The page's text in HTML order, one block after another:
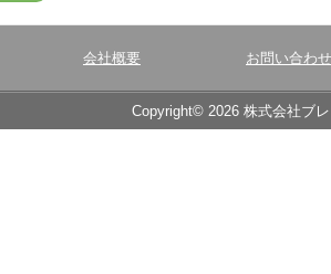
会社概要 お問い合わせ
Copyright© 2026 株式会社ブ